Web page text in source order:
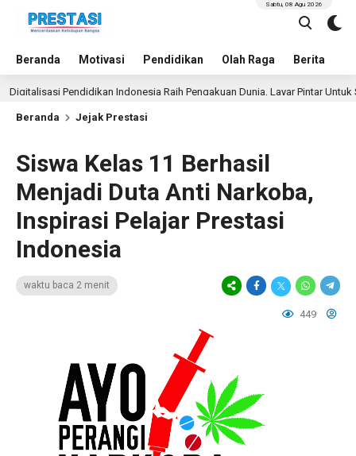
Beranda Motivasi Pendidikan Olah Raga Berita
Sabtu, 08 Agu 2026
Pendidikan Indonesia Raih Pengakuan Dunia, Layar Pintar Untuk Semua
Beranda Jejak Prestasi
Siswa Kelas 11 Berhasil
Menjadi Duta Anti Narkoba,
Inspirasi Pelajar Prestasi
Indonesia
waktu baca 2 menit
449